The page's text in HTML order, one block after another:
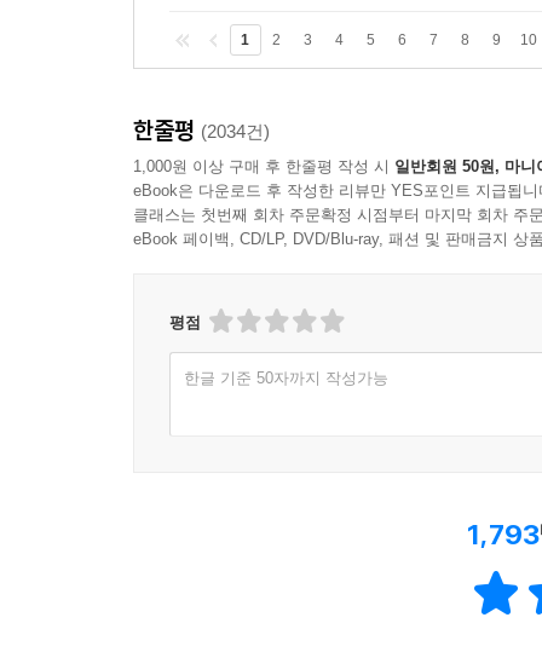
1 2 3 4 5 6 7 8 9 10
한줄평 (2034건)
1,000원 이상 구매 후 한줄평 작성 시 일반회원 50원, 마니
eBook은 다운로드 후 작성한 리뷰만 YES포인트 지급됩니
클래스는 첫번째 회차 주문확정 시점부터 마지막 회차 주
eBook 페이백, CD/LP, DVD/Blu-ray, 패션 및 판매금지 상
평점
한글 기준 50자까지 작성가능
1,793